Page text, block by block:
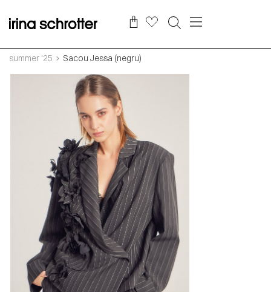
summer '25 Sacou Jessa (negru)